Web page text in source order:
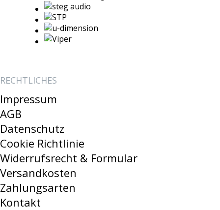
RECHTLICHES
Impressum
AGB
Datenschutz
Cookie Richtlinie
Widerrufsrecht & Formular
Versandkosten
Zahlungsarten
Kontakt